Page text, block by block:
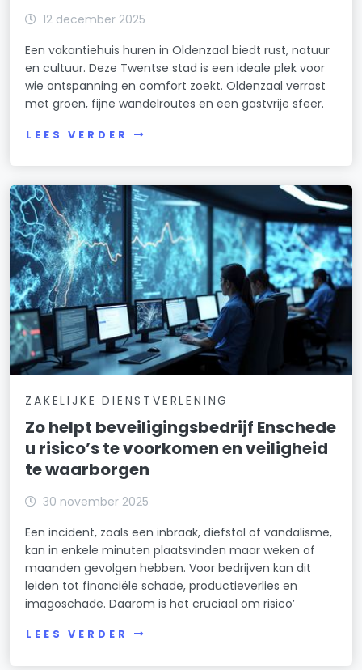
12 december 2025
Een vakantiehuis huren in Oldenzaal biedt rust, natuur
en cultuur. Deze Twentse stad is een ideale plek voor
wie ontspanning en comfort zoekt. Oldenzaal verrast
met groen, fijne wandelroutes en een gastvrije sfeer.
LEES VERDER
ZAKELIJKE DIENSTVERLENING
Zo helpt beveiligingsbedrijf Enschede
u risico’s te voorkomen en veiligheid
te waarborgen
30 november 2025
Een incident, zoals een inbraak, diefstal of vandalisme,
kan in enkele minuten plaatsvinden maar weken of
maanden gevolgen hebben. Voor bedrijven kan dit
leiden tot financiële schade, productieverlies en
imagoschade. Daarom is het cruciaal om risico’
LEES VERDER